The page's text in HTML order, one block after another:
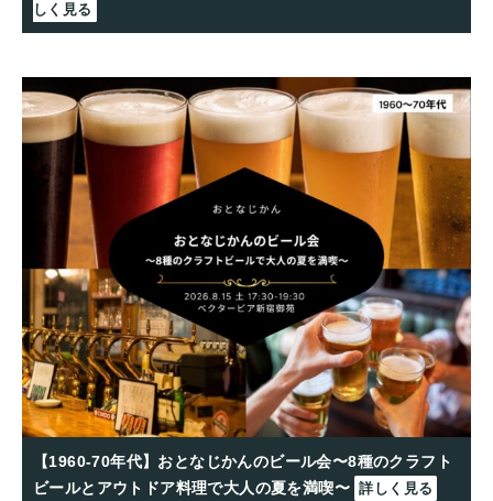
しく見る
【1960-70年代】おとなじかんのビール会〜8種のクラフト
ビールとアウトドア料理で大人の夏を満喫〜 詳しく見る